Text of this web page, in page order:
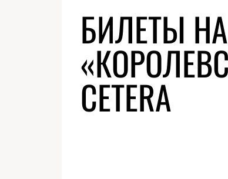
БИЛЕТЫ
CETERA